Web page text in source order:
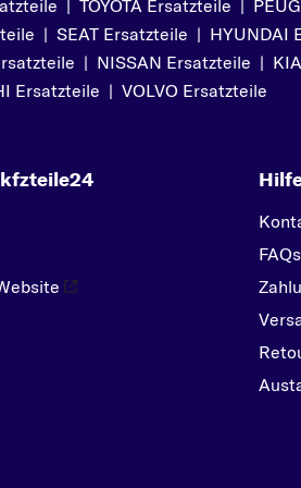
PORSCHE
RENAULT
SKODA
SMART
SUBARU
SUZUKI
TOYOTA
| TOYOTA Ersatzteile |
| SEAT Ersatzteile | HYUNDAI
| NISSAN Ersatzteile |
Ersatzteile | VOLVO Ersatzteile
FAQs